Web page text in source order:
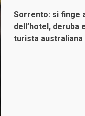
Sorrento: si finge
dell’hotel, deruba
turista australiana